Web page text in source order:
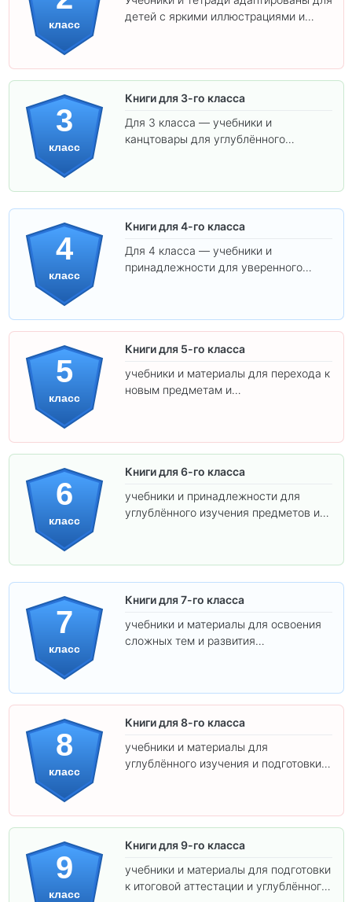
класс
детей с яркими иллюстрациями и
3
класс
Книги для 3-го класса
Для 3 класса — учебники и
канцтовары для углублённого
4
класс
Книги для 4-го класса
Для 4 класса — учебники и
принадлежности для уверенного
5
класс
Книги для 5-го класса
учебники и материалы для перехода к
новым предметам и
6
класс
Книги для 6-го класса
учебники и принадлежности для
углублённого изучения предметов и
7
класс
Книги для 7-го класса
учебники и материалы для освоения
сложных тем и развития
8
класс
Книги для 8-го класса
учебники и материалы для
углублённого изучения и подготовки к
9
класс
Книги для 9-го класса
учебники и материалы для подготовки
к итоговой аттестации и углублённого